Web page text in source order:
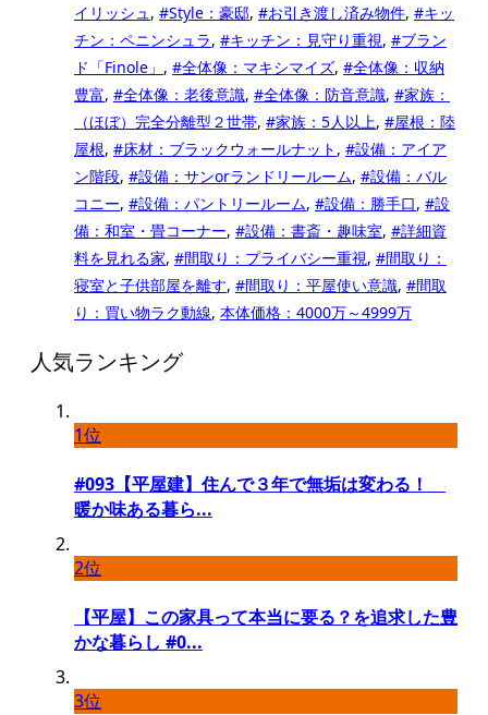
イリッシュ, #Style：豪邸, #お引き渡し済み物件, #キッ
チン：ペニンシュラ, #キッチン：見守り重視, #ブラン
ド「Finole」 , #全体像：マキシマイズ, #全体像：収納
豊富, #全体像：老後意識, #全体像：防音意識, #家族：
（ほぼ）完全分離型２世帯, #家族：5人以上, #屋根：陸
屋根, #床材：ブラックウォールナット , #設備：アイア
ン階段, #設備：サンorランドリールーム, #設備：バル
コニー, #設備：パントリールーム, #設備：勝手口, #設
備：和室・畳コーナー, #設備：書斎・趣味室, #詳細資
料を見れる家, #間取り：プライバシー重視, #間取り：
寝室と子供部屋を離す, #間取り：平屋使い意識, #間取
り：買い物ラク動線, 本体価格：4000万～4999万
人気ランキング
1位
#093【平屋建】住んで３年で無垢は変わる！
暖か味ある暮ら...
2位
【平屋】この家具って本当に要る？を追求した豊
かな暮らし #0...
3位